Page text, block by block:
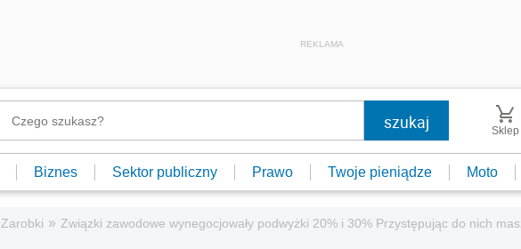
REKLAMA
Sklep
Biznes Sektor publiczny Prawo Twoje pieniądze Moto
Zarobki » Związki zawodowe wynegocjowały podwyżki 20% i 30% Przystępując do nich